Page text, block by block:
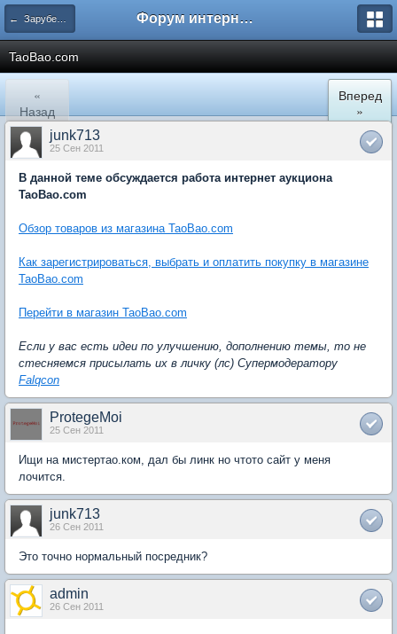
← Зарубежные интернет магазины Форум интернет покупателей
TaoBao.com
«
Назад
Вперед
»
junk713
25 Сен 2011
В данной теме обсуждается работа интернет аукциона
TaoBao.com
Обзор товаров из магазина TaoBao.com
Как зарегистрироваться, выбрать и оплатить покупку в магазине
TaoBao.com
Перейти в магазин TaoBao.com
Если у вас есть идеи по улучшению, дополнению темы, то не
стесняемся присылать их в личку (лс) Супермодератору
Falqcon
ProtegeMoi
25 Сен 2011
Ищи на мистертао.ком, дал бы линк но чтото сайт у меня
лочится.
junk713
26 Сен 2011
Это точно нормальный посредник?
admin
26 Сен 2011